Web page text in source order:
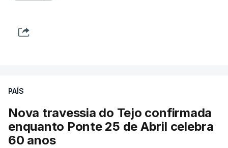
PAÍS
Nova travessia do Tejo confirmada
enquanto Ponte 25 de Abril celebra
60 anos